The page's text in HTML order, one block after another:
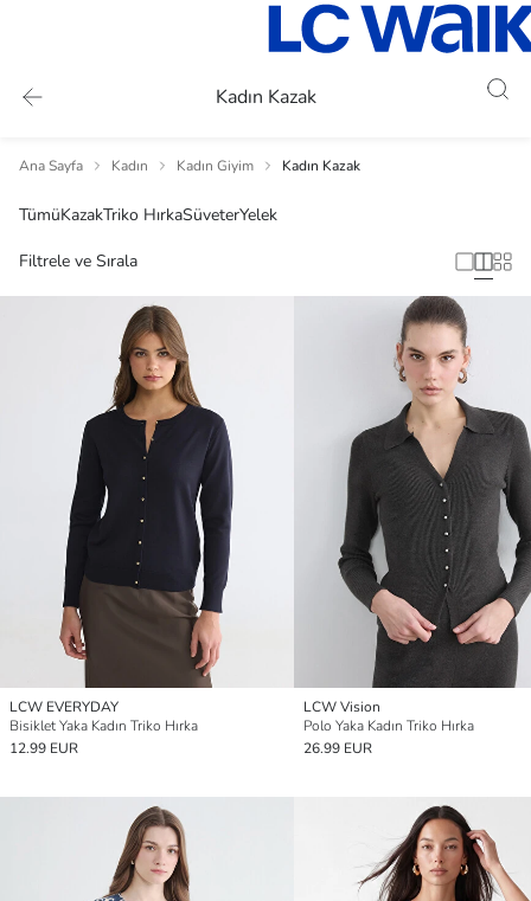
Kadın Kazak
Ana Sayfa Kadın Kadın Giyim Kadın Kazak
TümüKazakTriko HırkaSüveterYelek
Filtrele ve Sırala
LCW EVERYDAY
Bisiklet Yaka Kadın Triko Hırka
12.99 EUR
LCW Vision
Polo Yaka Kadın Triko Hırka
26.99 EUR